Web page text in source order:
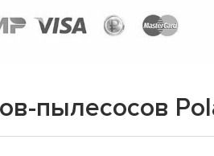
пылесосов